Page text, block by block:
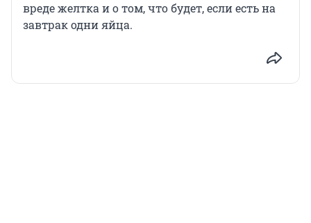
вреде желтка и о том, что будет, если есть на
завтрак одни яйца.